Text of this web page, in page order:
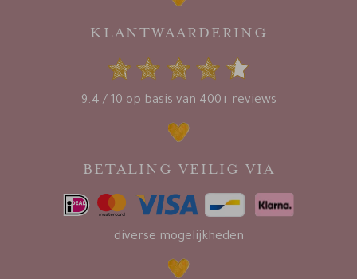
KLANTWAARDERING
9.4 / 10 op basis van 400+ reviews
BETALING VEILIG VIA
diverse mogelijkheden